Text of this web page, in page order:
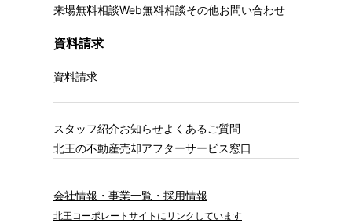
来場無料相談Web無料相談その他お問い合わせ
資料請求
資料請求
スタッフ紹介お知らせよくあるご質問
北王の不動産売却アフターサービス窓口
会社情報・事業一覧・採用情報
北王コーポレートサイトにリンクしています